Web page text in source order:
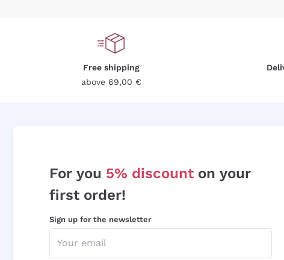
Free shipping
above 69,00 €
For you 5% discount on your
first order!
Sign up for the newsletter